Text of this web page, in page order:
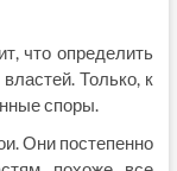
что определить
Только, к
споры.
Они постепенно